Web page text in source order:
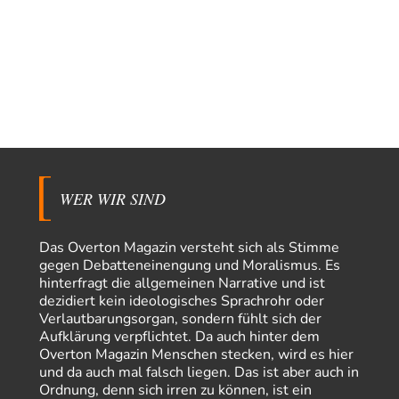
Geheimhaltung
Transparenz, Rechtstaatlichkeit und…
vor 15 Stunden zu:
US-Außenministerium: Kuba ist „weniger ein Nationalstaat
als eine allumfassende Geheimdienst- und
Subversionsoperation
Gut, dass Sie »Schande« geschrieben haben und nicht „Scheitern“, denn
das war und ist es…
Modulationvor 15 Stunden zu:
From Field to Glass – Bio hochprozentig
statt Kaffeefahrten in die Lüneburger Heide bald Einschiffungen ab
Ostende zur Abfüllung mit Whiksy samt…
Stefan M
vor 17 Stunden zu:
WER WIR SIND
Das Overton Magazin versteht sich als Stimme
gegen Debatteneinengung und Moralismus. Es
hinterfragt die allgemeinen Narrative und ist
dezidiert kein ideologisches Sprachrohr oder
Verlautbarungsorgan, sondern fühlt sich der
Aufklärung verpflichtet. Da auch hinter dem
Overton Magazin Menschen stecken, wird es hier
und da auch mal falsch liegen. Das ist aber auch in
Ordnung, denn sich irren zu können, ist ein